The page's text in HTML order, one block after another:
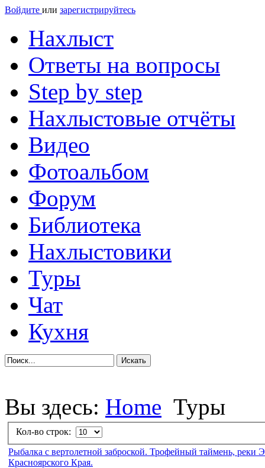
Войдите или зарегистрируйтесь
Нахлыст
Ответы на вопросы
Step by step
Нахлыстовые отчёты
Видео
Фотоальбом
Форум
Библиотека
Нахлыстовики
Туры
Чат
Кухня
Вы здесь: Home Туры
Кол-во строк:
Рыбалка с вертолетной заброской. Трофейный таймень, реки
Красноярского Края.